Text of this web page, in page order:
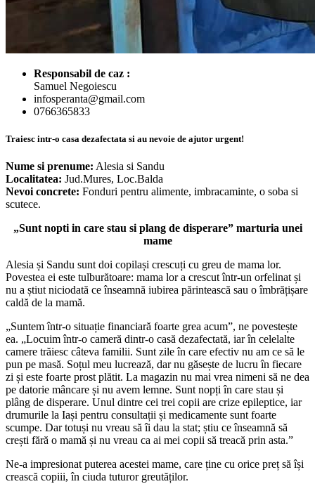
Responsabil de caz :
Samuel Negoiescu
infosperanta@gmail.com
0766365833
Traiesc intr-o casa dezafectata si au nevoie de ajutor urgent!
Nume si prenume: Alesia si Sandu
Localitatea: Jud.Mures, Loc.Balda
Nevoi concrete: Fonduri pentru alimente, imbracaminte, o soba si
scutece.
„Sunt nopti in care stau si plang de disperare” marturia unei
mame
Alesia și Sandu sunt doi copilași crescuți cu greu de mama lor.
Povestea ei este tulburătoare: mama lor a crescut într-un orfelinat și
nu a știut niciodată ce înseamnă iubirea părintească sau o îmbrățișare
caldă de la mamă.
„Suntem într-o situație financiară foarte grea acum”, ne povestește
ea. „Locuim într-o cameră dintr-o casă dezafectată, iar în celelalte
camere trăiesc câteva familii. Sunt zile în care efectiv nu am ce să le
pun pe masă. Soțul meu lucrează, dar nu găsește de lucru în fiecare
zi și este foarte prost plătit. La magazin nu mai vrea nimeni să ne dea
pe datorie mâncare și nu avem lemne. Sunt nopți în care stau și
plâng de disperare. Unul dintre cei trei copii are crize epileptice, iar
drumurile la Iași pentru consultații și medicamente sunt foarte
scumpe. Dar totuși nu vreau să îi dau la stat; știu ce înseamnă să
crești fără o mamă și nu vreau ca ai mei copii să treacă prin asta.”
Ne-a impresionat puterea acestei mame, care ține cu orice preț să își
crească copiii, în ciuda tuturor greutăților.